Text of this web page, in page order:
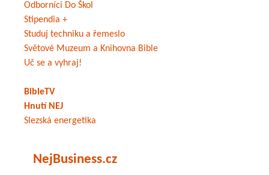
Odborníci Do Škol
Stipendia +
Studuj techniku a řemeslo
Světové Muzeum a Knihovna Bible
Uč se a vyhraj!
BibleTV
Hnutí NEJ
Slezská energetika
NejBusiness.cz